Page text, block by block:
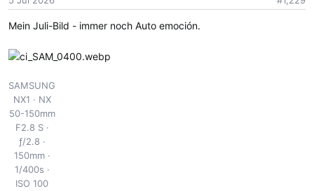
n
Mein Juli-Bild - immer noch Auto emoción.
SAMSUNG
NX1
NX
50-150mm
F2.8 S
ƒ/2.8
150mm
1/400s
ISO 100